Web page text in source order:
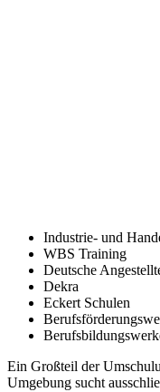
Industrie- und
WBS Training
Deutsche
Dekra
Eckert Schulen
Ein Großteil der
Umgebung sucht